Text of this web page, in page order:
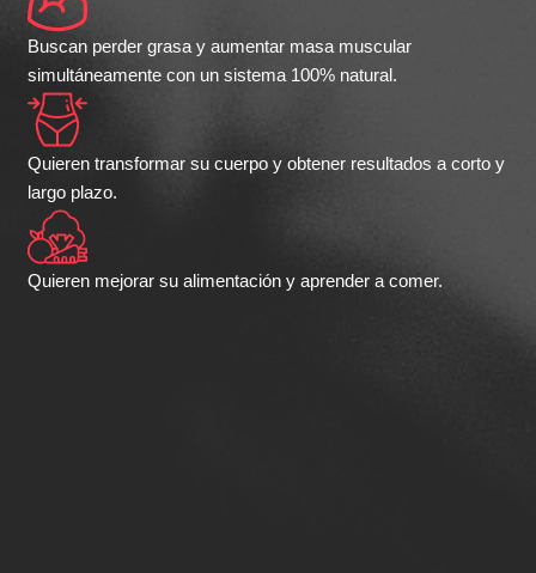
Buscan perder grasa y aumentar masa muscular
simultáneamente con un sistema 100% natural.
Quieren transformar su cuerpo y obtener resultados a corto y
largo plazo.
Quieren mejorar su alimentación y aprender a comer.